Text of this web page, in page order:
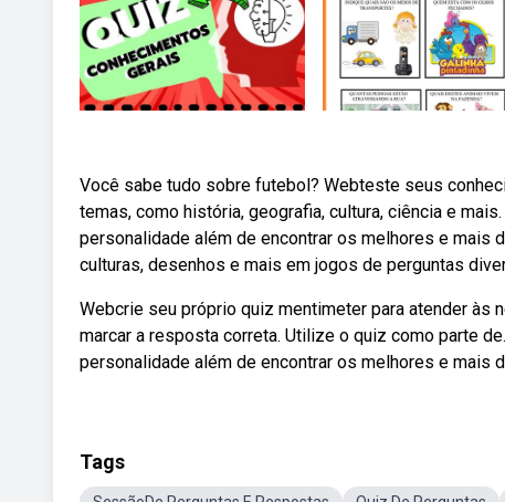
Você sabe tudo sobre futebol? Webteste seus
temas, como história, geografia, cultura, ciência e
personalidade além de encontrar os melhores e
culturas, desenhos e mais em jogos de perguntas
Webcrie seu próprio quiz mentimeter para atender
marcar a resposta correta. Utilize o quiz como parte
personalidade além de encontrar os melhores e
Tags